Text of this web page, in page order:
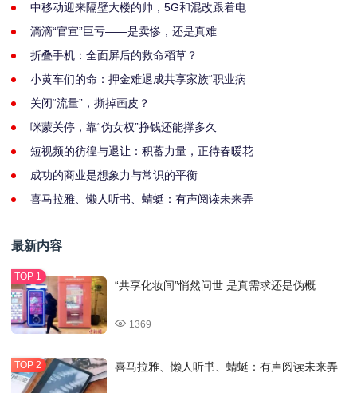
中移动迎来隔壁大楼的帅，5G和混改跟着电
滴滴“官宣”巨亏——是卖惨，还是真难
折叠手机：全面屏后的救命稻草？
小黄车们的命：押金难退成共享家族“职业病
关闭“流量”，撕掉画皮？
咪蒙关停，靠“伪女权”挣钱还能撑多久
短视频的彷徨与退让：积蓄力量，正待春暖花
成功的商业是想象力与常识的平衡
喜马拉雅、懒人听书、蜻蜓：有声阅读未来弄
最新内容
“共享化妆间”悄然问世 是真需求还是伪概
1369
喜马拉雅、懒人听书、蜻蜓：有声阅读未来弄